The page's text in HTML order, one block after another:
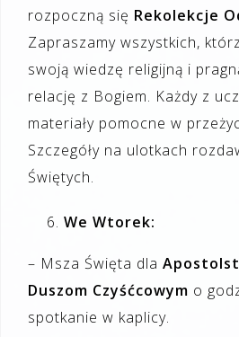
rozpoczną się Rekolekcje
Zapraszamy wszystkich,
swoją wiedzę religijną i
relację z Bogiem. Każdy z
materiały pomocne w
Szczegóły na ulotkach
Świętych.
We Wtorek:
– Msza Święta dla
Duszom Czyśćcowym o
spotkanie w kaplicy.